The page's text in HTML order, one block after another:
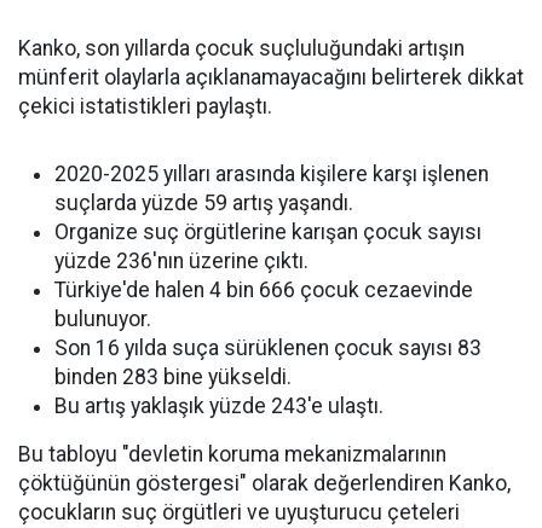
Kanko, son yıllarda çocuk suçluluğundaki artışın
münferit olaylarla açıklanamayacağını belirterek dikkat
çekici istatistikleri paylaştı.
2020-2025 yılları arasında kişilere karşı işlenen
suçlarda yüzde 59 artış yaşandı.
Organize suç örgütlerine karışan çocuk sayısı
yüzde 236'nın üzerine çıktı.
Türkiye'de halen 4 bin 666 çocuk cezaevinde
bulunuyor.
Son 16 yılda suça sürüklenen çocuk sayısı 83
binden 283 bine yükseldi.
Bu artış yaklaşık yüzde 243'e ulaştı.
Bu tabloyu "devletin koruma mekanizmalarının
çöktüğünün göstergesi" olarak değerlendiren Kanko,
çocukların suç örgütleri ve uyuşturucu çeteleri